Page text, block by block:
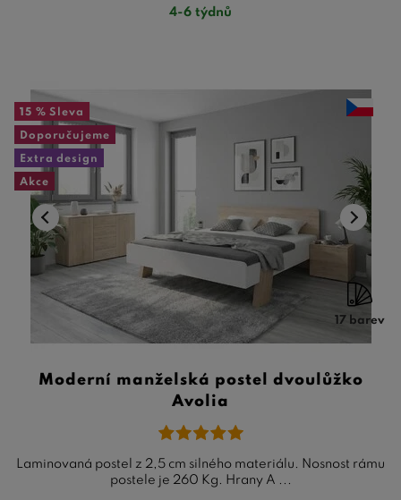
4-6 týdnů
15 % Sleva
Doporučujeme
Extra design
Akce
17 barev
Moderní manželská postel dvoulůžko
Avolia
Laminovaná postel z 2,5 cm silného materiálu. Nosnost rámu
postele je 260 Kg. Hrany A ...